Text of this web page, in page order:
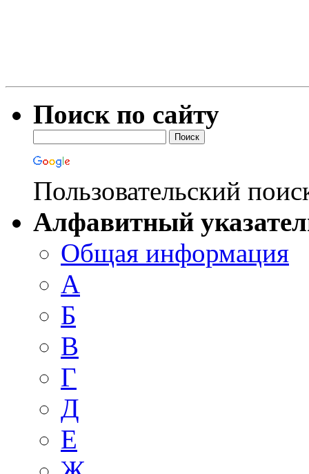
Поиск по сайту
Пользовательский
Алфавитный
Общая информация
А
Б
В
Г
Д
E